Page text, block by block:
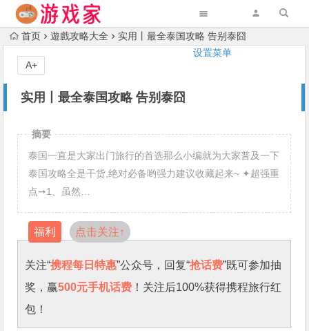
设置菜单
首页 遊戲攻略大全 实用丨最全泰国攻略 告别泰囧
实用丨最全泰国攻略 告别泰囧
A+
摘要
泰国一直是大家出门旅行的首选那么小编就为大家普及一下
泰国攻略全是干货,绝对必备哟强力建议收藏起来~ ✦超强重
点➙1、虽然…
福利 点击关注↑
关注“携程每日特惠”公众号，回复“抢话费”既可参加抽
奖，赢500元手机话费 ！关注后100%获得携程旅行红
包！